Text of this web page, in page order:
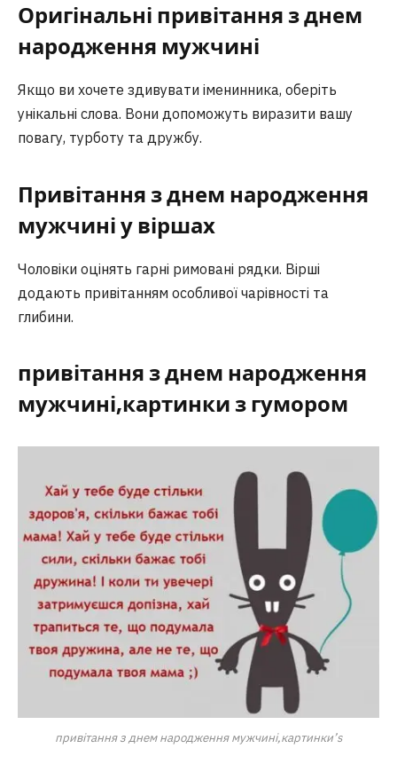
Оригінальні привітання з днем
народження мужчині
Якщо ви хочете здивувати іменинника, оберіть
унікальні слова. Вони допоможуть виразити вашу
повагу, турботу та дружбу.
Привітання з днем народження
мужчині у віршах
Чоловіки оцінять гарні римовані рядки. Вірші
додають привітанням особливої чарівності та
глибини.
привітання з днем народження
мужчині,картинки з гумором
привітання з днем народження мужчині,картинки’s